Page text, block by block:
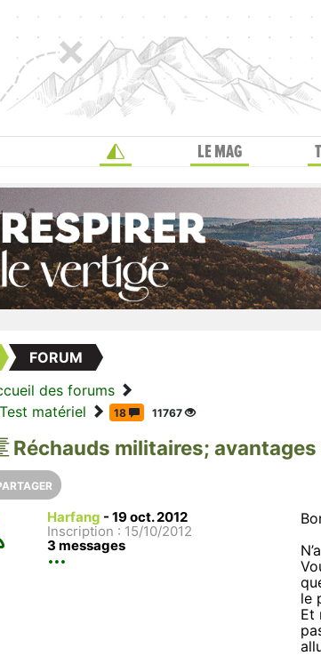
LE MAG
FORUM
des forums
Test matériel
18 11767
Réchauds militaires;
Harfang - 19 oct. 2012
Inscription : 15/10/2012
3 messages
le
Et